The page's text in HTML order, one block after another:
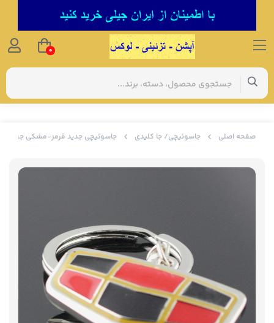
صفحه اصلی جاسوئیچی/ جا کلیدی جاسوئیچی جدید قرمز-مشکی جیلی(
0